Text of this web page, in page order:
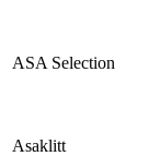
ASA Selection
Asaklitt